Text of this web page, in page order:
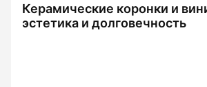
Керамические коронки и
эстетика и долговечность